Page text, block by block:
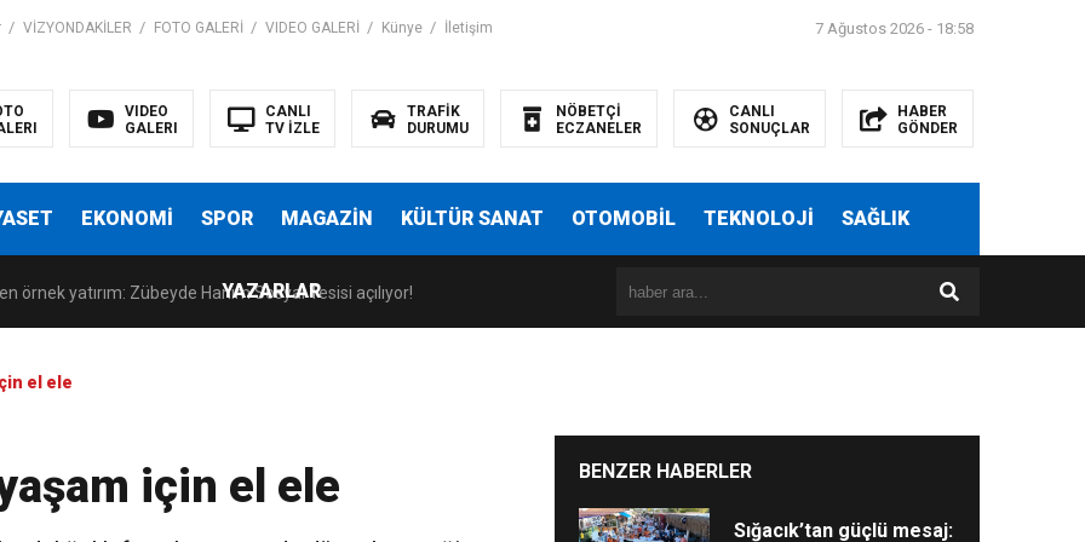
VİZYONDAKİLER FOTO GALERİ VIDEO GALERİ Künye İletişim 7 Ağustos 2026 - 18:58
VIDEO
GALERI
CANLI
TV İZLE
TRAFİK
DURUMU
NÖBETÇİ
ECZANELER
CANLI
SONUÇLAR
HABER
GÖNDER
EKONOMİ SPOR MAGAZİN KÜLTÜR SANAT OTOMOBİL TEKNOLOJİ SAĞLIK
YAZARLAR
Buluştu
rolü Kültürel Miras Söyleşileri’nde ele alındı
örnek yatırım: Zübeyde Hanım Sosyal Tesisi açılıyor!
rolü Kültürel Miras Söyleşileri’nde ele alındı
el ele
için el ele BENZER HABERLER
Sığacık’tan güçlü mesaj: